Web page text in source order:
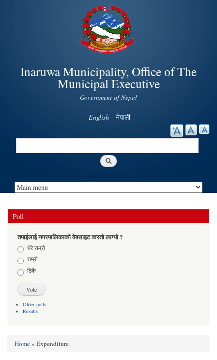
Skip to
main
content
Inaruwa Municipality, Office of The
Municipal Executive
Government of Nepal
English नेपाली
Search
Poll
तपाईलाई नगरपालिकाको वेबसाइट कस्तो लाग्यो ?
Choicesधेरै राम्रो
राम्रो
ठिकै
Older polls
Results
You are here
Home» Expenditure